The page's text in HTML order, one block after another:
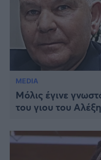
MEDIA
Μόλις έγινε
του γιου του